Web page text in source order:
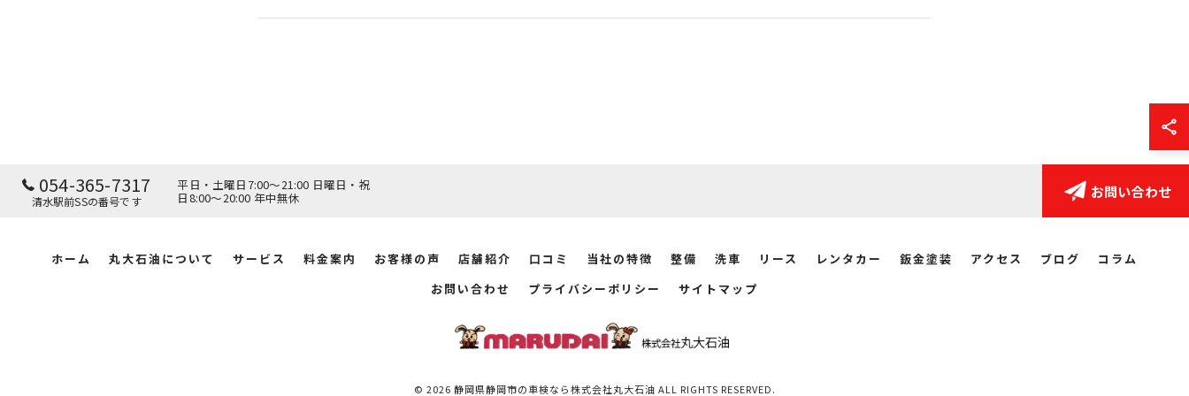
054-365-7317
清水駅前SSの番号です
平日・土曜日7:00～21:00 日曜日・祝
日8:00～20:00 年中無休 お問い合わせ
ホーム 丸大石油について サービス 料金案内 お客様の声 店舗紹介 口コミ 当社の特徴 整備 洗車 リース レンタカー 鈑金塗装 アクセス ブログ
コラム
お問い合わせ
プライバシーポリシー サイトマップ
© 2026 静岡県静岡市の車検なら株式会社丸大石油 ALL RIGHTS RESERVED.